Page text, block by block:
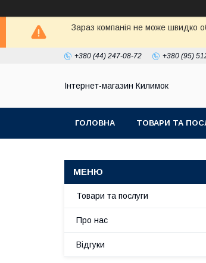
Зараз компанія не може швидко
+380 (44) 247-08-72 +380 (95)
Інтернет-магазин Килимок
ГОЛОВНА ТОВАРИ ТА
Товари та послуги
Про нас
Відгуки